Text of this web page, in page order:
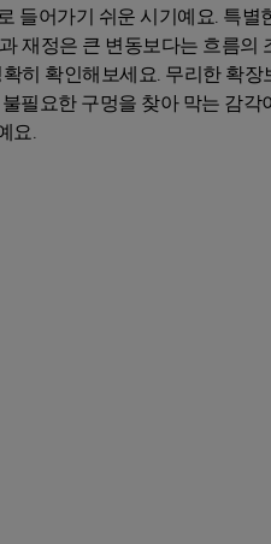
들어가기 쉬운 시기예요. 특
재정은 큰 변동보다는 흐름
히 확인해보세요. 무리한 확
필요한 구멍을 찾아 막는 감
요.